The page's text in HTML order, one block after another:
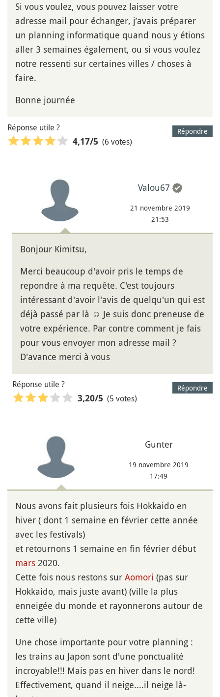
Si vous voulez, vous pouvez laisser votre
adresse mail pour échanger, j’avais préparer
un planning informatique quand nous y étions
aller 3 semaines également, ou si vous voulez
notre ressenti sur certaines villes / choses à
faire.
Bonne journée
Répondre
Réponse utile ?
4,17/5 (6 votes)
Valou67
21 novembre 2019
21:53
Bonjour Kimitsu,
Merci beaucoup d'avoir pris le temps de
repondre à ma requête. C'est toujours
intéressant d'avoir l'avis de quelqu'un qui est
déjà passé par là ☺️ Je suis donc preneuse de
votre expérience. Par contre comment je fais
pour vous envoyer mon adresse mail ?
D'avance merci à vous
Répondre
Réponse utile ?
3,20/5 (5 votes)
Gunter
19 novembre 2019
17:49
Nous avons fait plusieurs fois Hokkaido en
hiver ( dont 1 semaine en février cette année
avec les festivals)
et retournons 1 semaine en fin février début
mars 2020.
Cette fois nous restons sur Aomori (pas sur
Hokkaido, mais juste avant) (ville la plus
enneigée du monde et rayonnerons autour de
cette ville)
Une chose importante pour votre planning :
les trains au Japon sont d'une ponctualité
incroyable!!! Mais pas en hiver dans le nord!
Effectivement, quand il neige....il neige là-